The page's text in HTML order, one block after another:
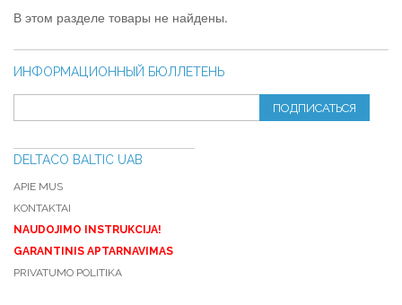
В этом разделе товары не найдены.
ИНФОРМАЦИОННЫЙ БЮЛЛЕТЕНЬ
ПОДПИСАТЬСЯ
DELTACO BALTIC UAB
APIE MUS
KONTAKTAI
NAUDOJIMO INSTRUKCIJA!
GARANTINIS APTARNAVIMAS
PRIVATUMO POLITIKA